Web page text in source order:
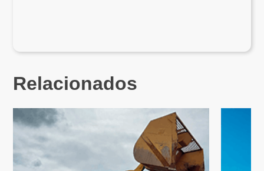
Relacionados